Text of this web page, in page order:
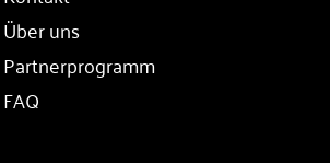
Über uns
Partnerprogramm
FAQ